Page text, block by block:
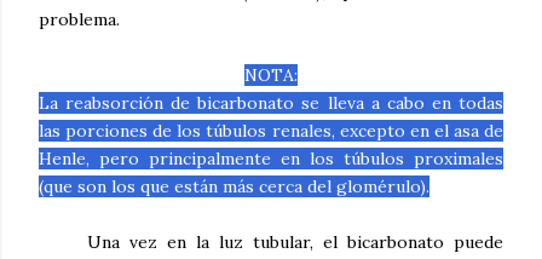
problema.
NOTA:
La reabsorción de bicarbonato se lleva a cabo en todas
las porciones de los túbulos renales, excepto en el asa de
Henle, pero principalmente en los túbulos proximales
(que son los que están más cerca del glomérulo).
Una vez en la luz tubular, el bicarbonato puede